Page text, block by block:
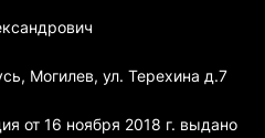
Могилев, ул. Терехина д.7
от 16 ноября 2018 г. выдано